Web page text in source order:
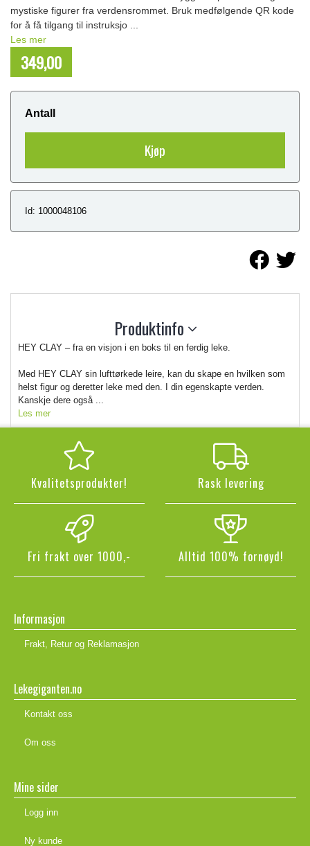
mystiske figurer fra verdensrommet. Bruk medfølgende QR kode
for å få tilgang til instruksjo ...
Les mer
349,00
Antall
Kjøp
Id: 1000048106
Produktinfo
HEY CLAY – fra en visjon i en boks til en ferdig leke.
Med HEY CLAY sin lufttørkede leire, kan du skape en hvilken som
helst figur og deretter leke med den. I din egenskapte verden.
Kanskje dere også ...
Les mer
Kvalitetsprodukter! Rask levering
Fri frakt over 1000,- Alltid 100% fornøyd!
Informasjon
Frakt, Retur og Reklamasjon
Lekegiganten.no
Kontakt oss
Om oss
Mine sider
Logg inn
Ny kunde